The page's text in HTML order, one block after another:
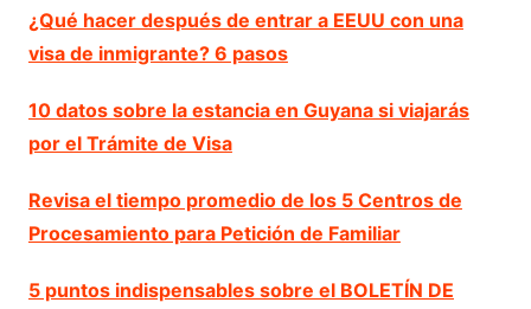
¿Qué hacer después de entrar a EEUU con una
visa de inmigrante? 6 pasos
10 datos sobre la estancia en Guyana si viajarás
por el Trámite de Visa
Revisa el tiempo promedio de los 5 Centros de
Procesamiento para Petición de Familiar
5 puntos indispensables sobre el BOLETÍN DE